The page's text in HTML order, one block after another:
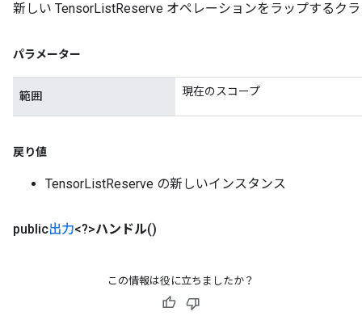
新しい TensorListReserve オペレーションをラップするク
パラメーター
範囲 現在のスコープ
戻り値
TensorListReserve の新しいインスタンス
public出力<?>ハンドル()
この情報は役に立ちましたか？